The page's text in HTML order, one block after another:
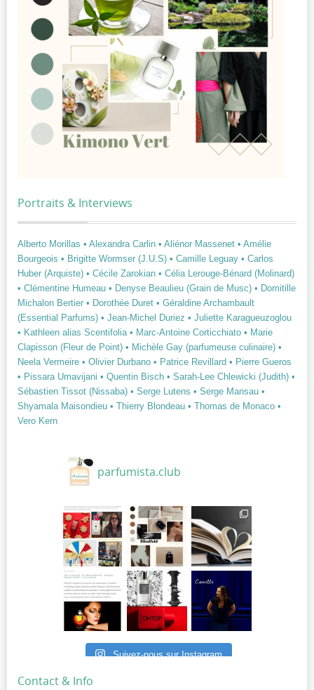
Portraits & Interviews
Alberto Morillas • Alexandra Carlin • Aliénor Massenet • Amélie
Bourgeois • Brigitte Wormser (J.U.S) • Camille Leguay • Carlos
Huber (Arquiste) • Cécile Zarokian • Célia Lerouge-Bénard (Molinard)
• Clémentine Humeau • Denyse Beaulieu (Grain de Musc) • Domitille
Michalon Bertier • Dorothée Duret • Géraldine Archambault
(Essential Parfums) • Jean-Michel Duriez • Juliette Karagueuzoglou
• Kathleen alias Scentifolia • Marc-Antoine Corticchiato • Marie
Clapisson (Fleur de Point) • Michèle Gay (parfumeuse culinaire) •
Neela Vermeire • Olivier Durbano • Patrice Revillard • Pierre Gueros
• Pissara Umavijani • Quentin Bisch • Sarah-Lee Chlewicki (Judith) •
Sébastien Tissot (Nissaba) • Serge Lutens • Serge Mansau •
Shyamala Maisondieu • Thierry Blondeau • Thomas de Monaco •
Vero Kern
parfumista.club
Suivez-nous sur Instagram
Contact & Info